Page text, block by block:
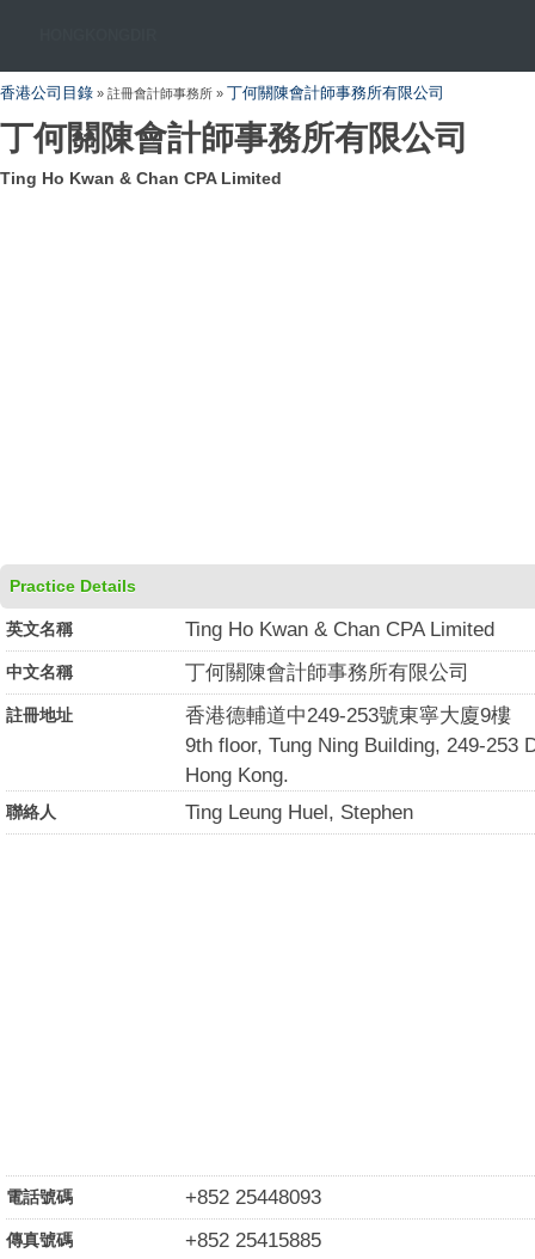
香港公司目錄 » 註冊會計師事務所 » 丁何關陳會計師事務所有限公司
丁何關陳會計師事務所有限公司
Ting Ho Kwan & Chan CPA Limited
Practice Details
英文名稱 Ting Ho Kwan & Chan CPA Limited
中文名稱 丁何關陳會計師事務所有限公司
註冊地址
香港德輔道中249-253號東寧大廈9樓
9th floor, Tung Ning Building, 249-253
Hong Kong.
聯絡人 Ting Leung Huel, Stephen
電話號碼 +852 25448093
傳真號碼 +852 25415885